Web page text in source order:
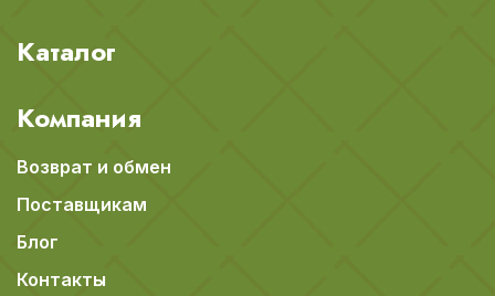
Каталог
Компания
Возврат и обмен
Поставщикам
Блог
Контакты